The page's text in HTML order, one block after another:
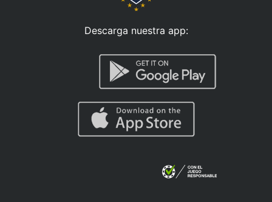
Descarga nuestra app: